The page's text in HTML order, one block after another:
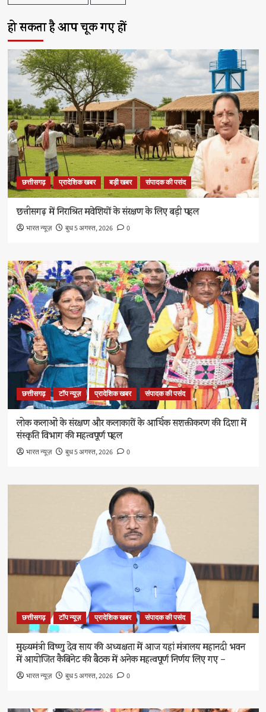
हो सकता है आप चूक गए हों
छत्तीसगढ़ प्रादेशिक खबर बड़ी खबर संपादक की पसंद
छत्तीसगढ़ में निराश्रित मवेशियों के संरक्षण के लिए बड़ी पहल
भारत न्यूज़ बुध 5 अगस्त, 2026 0
छत्तीसगढ़ टॉप न्यूज़ प्रादेशिक खबर संपादक की पसंद
लोक कलाओं के संरक्षण और कलाकारों के आर्थिक सशक्तीकरण की दिशा में
संस्कृति विभाग की महत्वपूर्ण पहल
भारत न्यूज़ बुध 5 अगस्त, 2026 0
छत्तीसगढ़ टॉप न्यूज़ प्रादेशिक खबर संपादक की पसंद
मुख्यमंत्री विष्णु देव साय की अध्यक्षता में आज यहां मंत्रालय महानदी भवन
में आयोजित कैबिनेट की बैठक में अनेक महत्वपूर्ण निर्णय लिए गए –
भारत न्यूज़ बुध 5 अगस्त, 2026 0